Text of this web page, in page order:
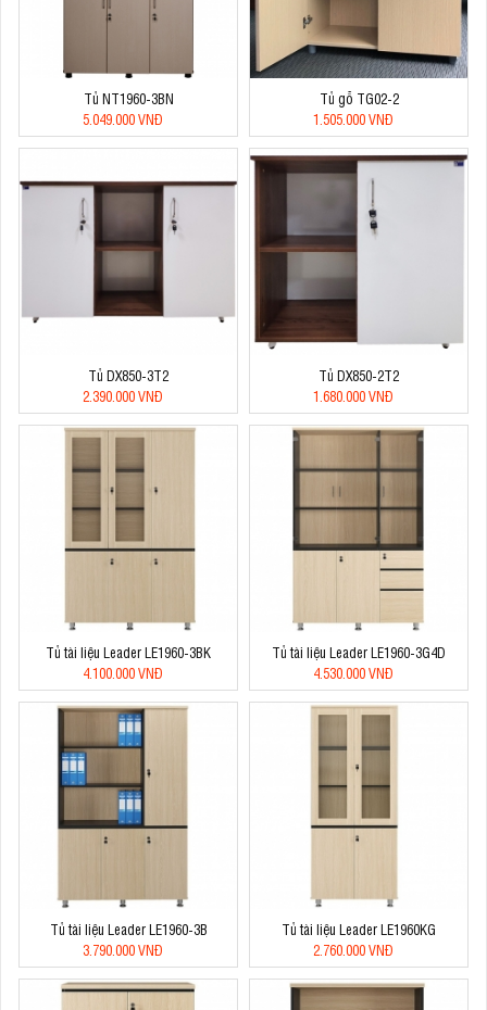
Tủ NT1960-3BN
5.049.000 VNĐ
Tủ gỗ TG02-2
1.505.000 VNĐ
Tủ DX850-3T2
2.390.000 VNĐ
Tủ DX850-2T2
1.680.000 VNĐ
Tủ tài liệu Leader LE1960-3BK
4.100.000 VNĐ
Tủ tài liệu Leader LE1960-3G4D
4.530.000 VNĐ
Tủ tài liệu Leader LE1960-3B
3.790.000 VNĐ
Tủ tài liệu Leader LE1960KG
2.760.000 VNĐ